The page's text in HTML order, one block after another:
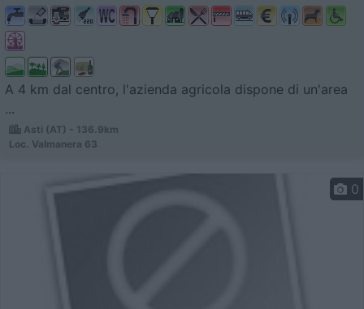
A 4 km dal centro, l'azienda agricola dispone di un'area
...
Asti (AT) - 136.9km
Loc. Valmanera 63
0